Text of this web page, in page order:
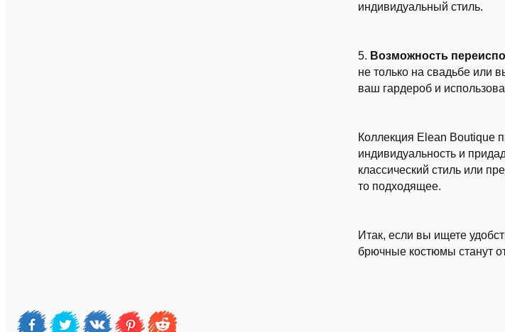
индивидуальный стиль.
5. Возможность
не только на свадьбе или
ваш гардероб и
Коллекция Elean Boutique
индивидуальность и
классический стиль или
то подходящее.
Итак, если вы ищете
брючные костюмы станут